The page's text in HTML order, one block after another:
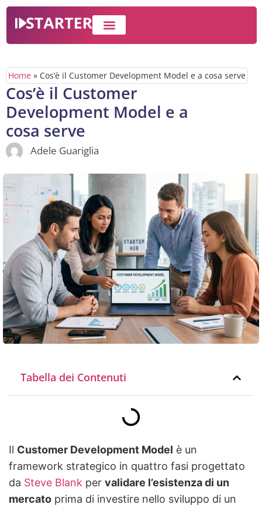
Home » Cos’è il Customer Development Model e a cosa serve
Cos’è il Customer
Development Model e a
cosa serve
Adele Guariglia
Tabella dei Contenuti
Il Customer Development Model è un
framework strategico in quattro fasi progettato
da Steve Blank per validare l’esistenza di un
mercato prima di investire nello sviluppo di un